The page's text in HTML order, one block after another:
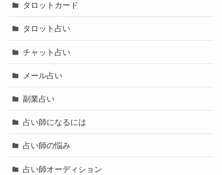
タロットカード
タロット占い
チャット占い
メール占い
副業占い
占い師になるには
占い師の悩み
占い師オーディション